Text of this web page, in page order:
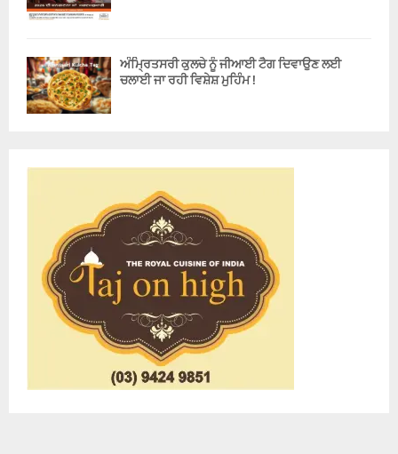
ਅੰਮ੍ਰਿਤਸਰੀ ਕੁਲਚੇ ਨੂੰ ਜੀਆਈ ਟੈਗ ਦਿਵਾਉਣ ਲਈ
ਚਲਾਈ ਜਾ ਰਹੀ ਵਿਸ਼ੇਸ਼ ਮੁਹਿੰਮ !